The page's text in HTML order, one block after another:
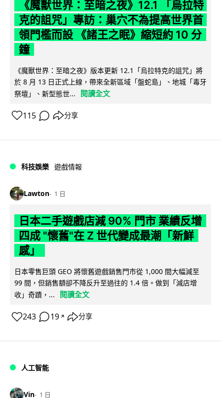
《魔獸世界：至暗之夜》12.1 「烏拉特
克的詛咒」專訪：巢穴不為提高世界首
領門檻而設 《諸王之眠》縮短約 10 分
鐘
《魔獸世界：至暗之夜》版本更新 12.1「烏拉特克的詛咒」將
於 8 月 13 日正式上線，帶來全新區域「盤蛇島」、地城「毒牙
祭壇」、新型態世...
閱讀全文
115 分享
科技娛樂 遊戲情報
Lawton 1 日
日本二手遊戲店減 90% 門市 業績反增
四成 "懷舊"在 Z 世代變成最潮「新鮮
感」
日本零售巨頭 GEO 將懷舊遊戲銷售門市從 1,000 間大幅減至
99 間，但銷售額卻不降反升至過往的 1.4 倍。做到「減店增
收」奇蹟，...
閱讀全文
243 19 ↗ 分享
人工智能
Vin 1 日